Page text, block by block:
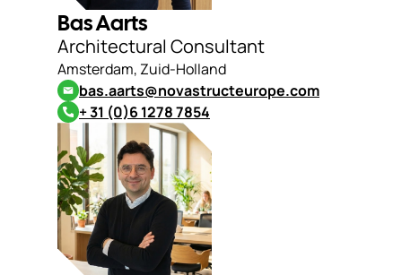
Bas Aarts
Architectural Consultant
Amsterdam, Zuid-Holland
bas.aarts@novastructeurope.com
+ 31 (0)6 1278 7854